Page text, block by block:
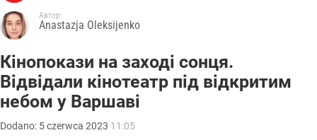
Автор:
Anastazja Oleksijenko
Кінопокази на заході сонця.
Відвідали кінотеатр під відкритим
небом у Варшаві
Dodano: 5czerwca 2023 11:05